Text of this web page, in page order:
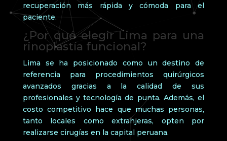
recuperación más rápida y cómoda para el
paciente.
¿Por qué elegir Lima para una
rinoplastía funcional?
Lima se ha posicionado como un destino de
referencia para procedimientos quirúrgicos
avanzados gracias a la calidad de sus
profesionales y tecnología de punta. Además, el
costo competitivo hace que muchas personas,
tanto locales como extranjeras, opten por
realizarse cirugías en la capital peruana.